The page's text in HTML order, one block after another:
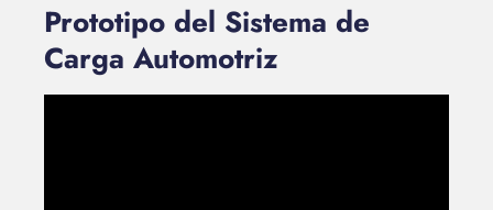
Prototipo del Sistema de
Carga Automotriz